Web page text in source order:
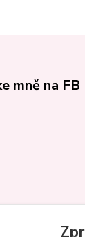
mně na FB